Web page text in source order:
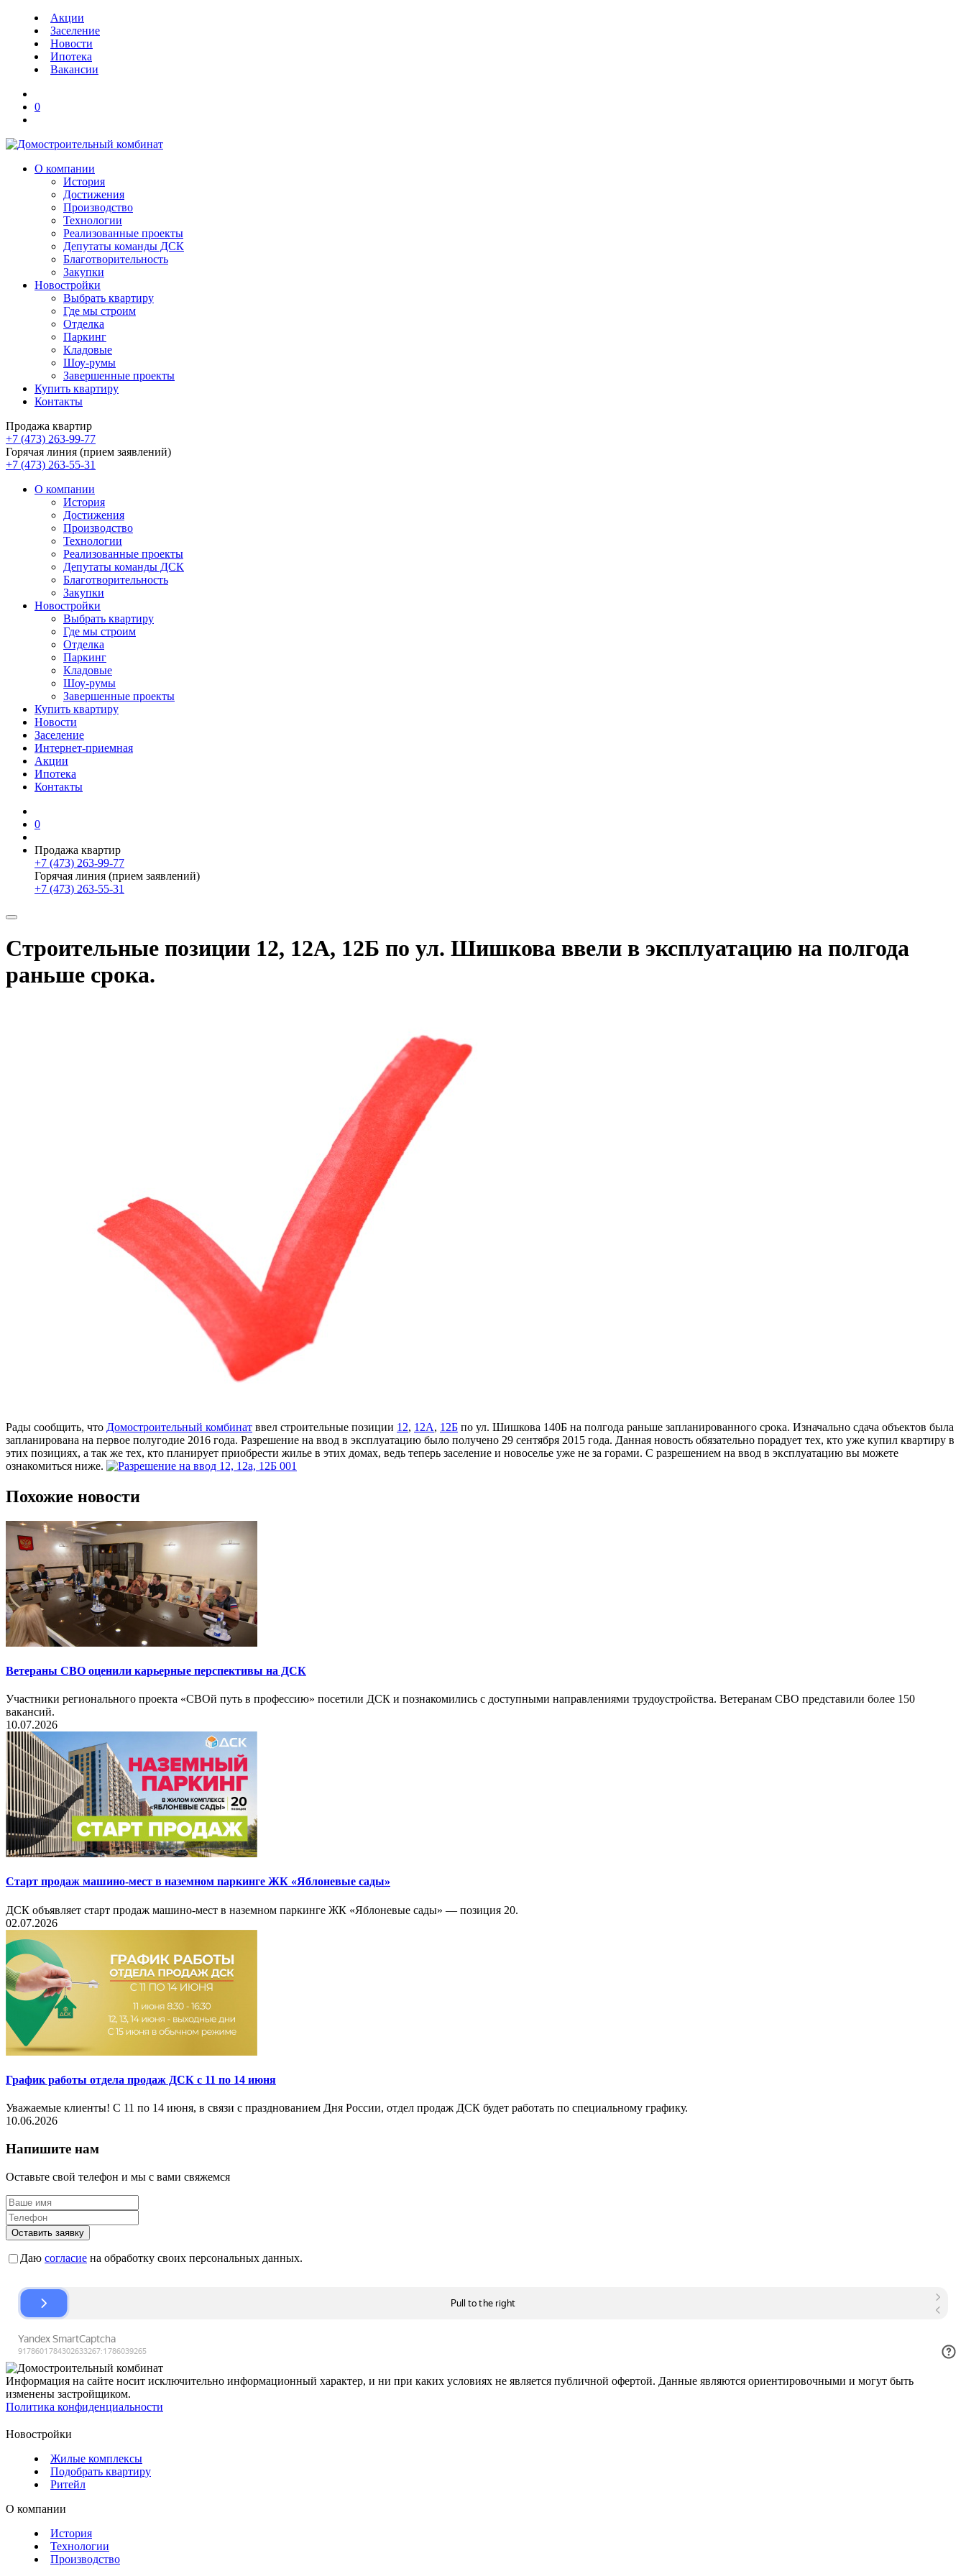
Акции
Заселение
Новости
Ипотека
Вакансии
0
О компании
История
Достижения
Производство
Технологии
Реализованные проекты
Депутаты команды ДСК
Благотворительность
Закупки
Новостройки
Выбрать квартиру
Где мы строим
Отделка
Паркинг
Кладовые
Шоу-румы
Завершенные проекты
Купить квартиру
Контакты
Продажа квартир
+7 (473) 263-99-77
Горячая линия (прием заявлений)
+7 (473) 263-55-31
О компании
История
Достижения
Производство
Технологии
Реализованные проекты
Депутаты команды ДСК
Благотворительность
Закупки
Новостройки
Выбрать квартиру
Где мы строим
Отделка
Паркинг
Кладовые
Шоу-румы
Завершенные проекты
Купить квартиру
Новости
Заселение
Интернет-приемная
Акции
Ипотека
Контакты
0
Продажа квартир
+7 (473) 263-99-77
Горячая линия (прием заявлений)
+7 (473) 263-55-31
Строительные позиции 12, 12А, 12Б по ул. Шишкова ввели в эксплуатацию на полгода
раньше срока.
Рады сообщить, что Домостроительный комбинат ввел строительные позиции 12, 12А, 12Б по ул. Шишкова 140Б на полгода раньше запланированного срока. Изначально сдача объектов была
запланирована на первое полугодие 2016 года. Разрешение на ввод в эксплуатацию было получено 29 сентября 2015 года. Данная новость обязательно порадует тех, кто уже купил квартиру в
этих позициях, а так же тех, кто планирует приобрести жилье в этих домах, ведь теперь заселение и новоселье уже не за горами. С разрешением на ввод в эксплуатацию вы можете
ознакомиться ниже.
Похожие новости
Ветераны СВО оценили карьерные перспективы на ДСК
Участники регионального проекта «СВОй путь в профессию» посетили ДСК и познакомились с доступными направлениями трудоустройства. Ветеранам СВО представили более 150
вакансий.
10.07.2026
Старт продаж машино-мест в наземном паркинге ЖК «Яблоневые сады»
ДСК объявляет старт продаж машино-мест в наземном паркинге ЖК «Яблоневые сады» — позиция 20.
02.07.2026
График работы отдела продаж ДСК с 11 по 14 июня
Уважаемые клиенты! С 11 по 14 июня, в связи с празднованием Дня России, отдел продаж ДСК будет работать по специальному графику.
10.06.2026
Напишите нам
Оставьте свой телефон и мы с вами свяжемся
Оставить заявку
Даю согласие на обработку своих персональных данных.
Информация на сайте носит исключительно информационный характер, и ни при каких условиях не является публичной офертой. Данные являются ориентировочными и могут быть
изменены застройщиком.
Политика конфиденциальности
Новостройки
Жилые комплексы
Подобрать квартиру
Ритейл
О компании
История
Технологии
Производство